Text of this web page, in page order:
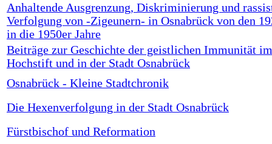
Anhaltende Ausgrenzung, Diskriminierung und
Verfolgung von -Zigeunern- in Osnabrück von den
in die 1950er Jahre
Beiträge zur Geschichte der geistlichen Immunität im
Hochstift und in der Stadt Osnabrück
Osnabrück - Kleine Stadtchronik
Die Hexenverfolgung in der Stadt Osnabrück
Fürstbischof und Reformation